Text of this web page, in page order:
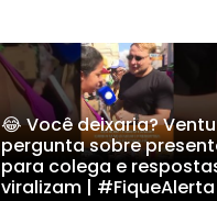
😂 Você deixaria?
pergunta sobre
para colega e
viralizam | #FiqueAlerta